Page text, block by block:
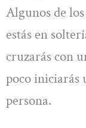
Algunos de
estás en
cruzarás con
poco iniciarás
persona.